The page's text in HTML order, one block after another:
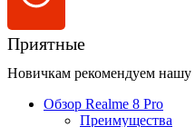
Приятные
Новичкам рекомендуем
Обзор Realme 8 Pro
Преимущества